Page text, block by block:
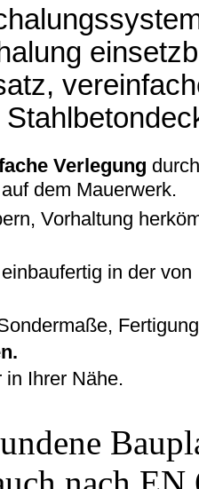
Verlegung
dem Mauerwerk.
Vorhaltung
in der
in Ihrer Nähe.